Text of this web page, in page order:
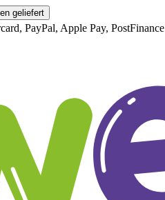
geliefert
PayPal, Apple Pay, PostFinance